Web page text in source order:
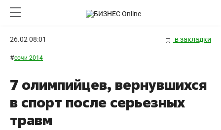
26.02 08:01 в закладки
#сочи 2014
7 олимпийцев, вернувшихся
в спорт после серьезных
травм